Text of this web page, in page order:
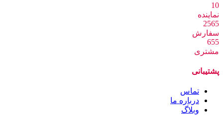
10
نماینده
2565
سفارش
655
مشتری
پشتیبانی
تماس
درباره ما
وبلاگ